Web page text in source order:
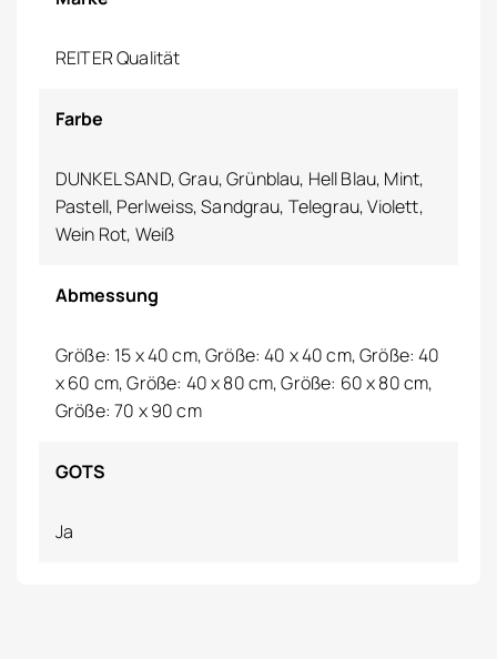
REITER Qualität
Farbe
DUNKEL SAND, Grau, Grünblau, Hell Blau, Mint,
Pastell, Perlweiss, Sandgrau, Telegrau, Violett,
Wein Rot, Weiß
Abmessung
Größe: 15 x 40 cm, Größe: 40 x 40 cm, Größe: 40
x 60 cm, Größe: 40 x 80 cm, Größe: 60 x 80 cm,
Größe: 70 x 90 cm
GOTS
Ja